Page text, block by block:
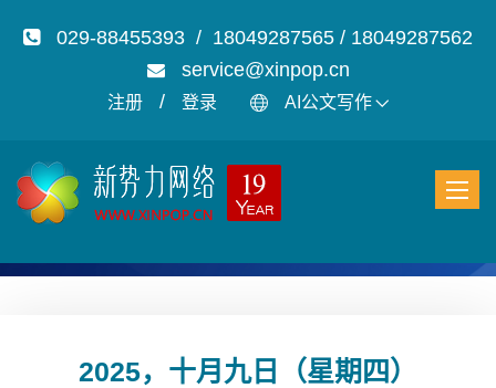
029-88455393 / 18049287565 / 18049287562
service@xinpop.cn
注册 / 登录 AI公文写作
2025，十月九日（星期四）